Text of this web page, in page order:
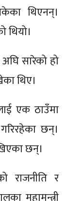
थिएनन्।
थियो।
सारेको हो
थिए।
एक ठाउँमा
छन्।
छन्।
राजनीति र